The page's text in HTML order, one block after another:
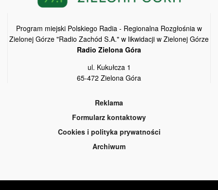
Program miejski Polskiego Radia - Regionalna Rozgłośnia w
Zielonej Górze "Radio Zachód S.A." w likwidacji w Zielonej Górze
Radio Zielona Góra
ul. Kukułcza 1
65-472 Zielona Góra
Reklama
Formularz kontaktowy
Cookies i polityka prywatności
Archiwum